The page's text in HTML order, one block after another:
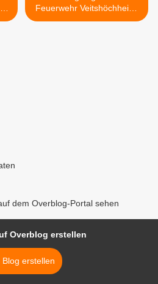
Feuerwehr Veitshöchheim:
Leistungsprüfung und
dem Overblog-Portal sehen
Overblog erstellen
Blog erstellen